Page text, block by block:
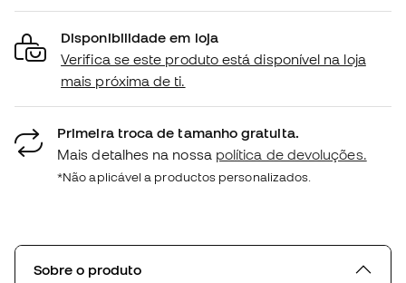
Disponibilidade em loja
Verifica se este produto está disponível na loja
mais próxima de ti.
Primeira troca de tamanho gratuita.
Mais detalhes na nossa política de devoluções.
*Não aplicável a productos personalizados.
Sobre o produto